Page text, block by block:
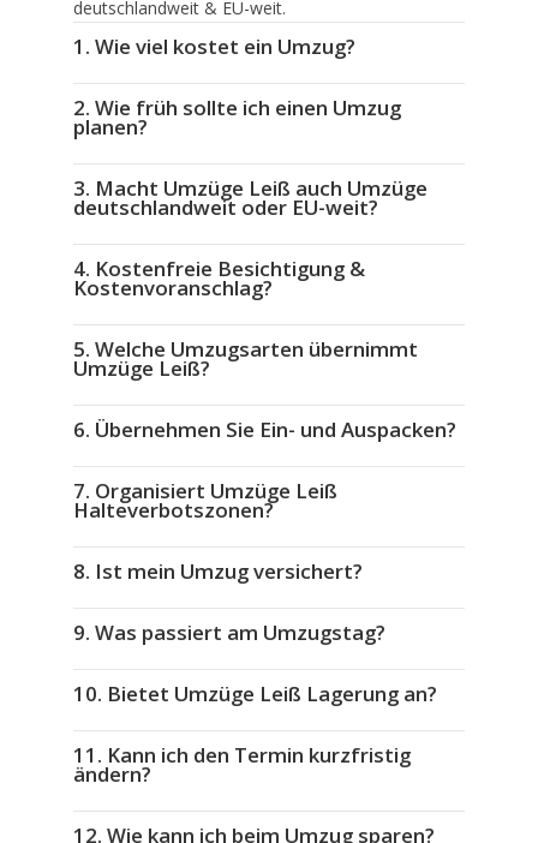
deutschlandweit & EU-weit.
1. Wie viel kostet ein Umzug?
2. Wie früh sollte ich einen Umzug
planen?
3. Macht Umzüge Leiß auch Umzüge
deutschlandweit oder EU-weit?
4. Kostenfreie Besichtigung &
Kostenvoranschlag?
5. Welche Umzugsarten übernimmt
Umzüge Leiß?
6. Übernehmen Sie Ein- und Auspacken?
7. Organisiert Umzüge Leiß
Halteverbotszonen?
8. Ist mein Umzug versichert?
9. Was passiert am Umzugstag?
10. Bietet Umzüge Leiß Lagerung an?
11. Kann ich den Termin kurzfristig
ändern?
12. Wie kann ich beim Umzug sparen?